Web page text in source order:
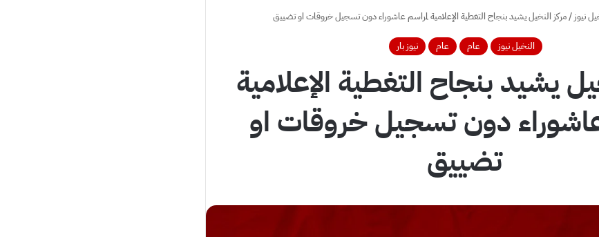
نيوز /مركز النخيل يشيد بنجاح التغطية الإعلامية لمراسم عاشوراء دون تسجيل خروقات او تضييق
النخيل نيوز عام عام نيوز بار
يشيد بنجاح التغطية الإعلامية
دون تسجيل خروقات او
تضييق